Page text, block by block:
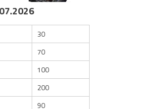
30
70
100
200
90